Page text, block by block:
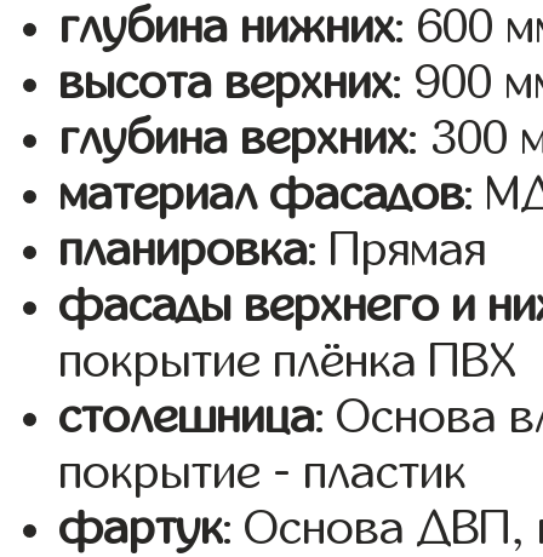
глубина нижних: 600
высота верхних: 900
глубина верхних: 300
материал фасадов:
планировка: Прямая
фасады верхнего и
покрытие плёнка ПВХ
столешница: Основа
покрытие - пластик
фартук: Основа ДВП,